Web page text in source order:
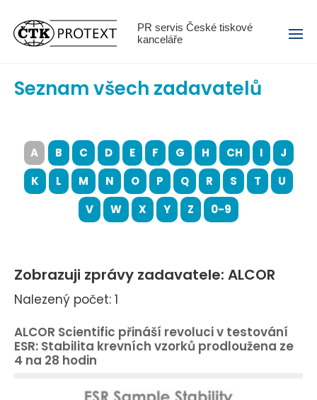
PR servis České tiskové
kanceláře
Menu
Seznam všech zadavatelů
A B C D E F G H CH I
J
K
L M N O P Q R S T
U
V
W X Y Z 0-9
Zobrazuji zprávy zadavatele: ALCOR
Nalezený počet: 1
ALCOR Scientific přináší revoluci v testování
ESR: Stabilita krevních vzorků prodloužena ze
4 na 28 hodin